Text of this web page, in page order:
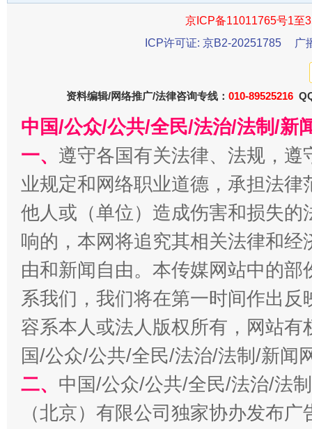
东山县通报“牛蛙产品抗生素超标问题” 法
千年窑火 生生不息 一
揭开“小金库”的免责幌子
京ICP备11011765号1至
ICP许可证: 京B2-20251785
广
资料编辑/网络推广/法律咨询专线： 010-89525216
中国/公众/公共/全民/法治/法制/新
一、 遵守各国有关法律、法规，
业规定和网络职业道德，承担法
他人或（单位）造成伤害和损失
响的，本网将追究其相关法律和
由和新闻自由。本传媒网站中的
系我们，我们将在第一时间作出
容系本人或法人版权所有，网站
国/公众/公共/全民/法治/法制/新闻
二、 中国/公众/公共/全民/法治/法
（北京）有限公司独家协办发布